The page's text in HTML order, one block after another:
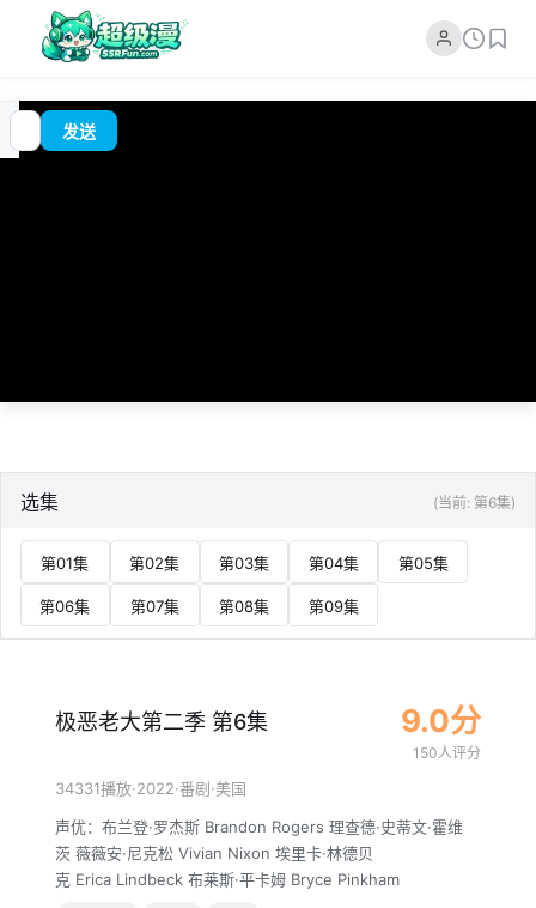
00:00
追
番
?发送
选集 (当前: 第6集)
第01集 第02集 第03集 第04集 第05集
第06集 第07集 第08集 第09集
极恶老大第二季 第6集 9.0分
150人评分
34331播放·2022·番剧·美国
声优： 布兰登·罗杰斯 Brandon Rogers 理查德·史蒂文·霍维
茨 薇薇安·尼克松 Vivian Nixon 埃里卡·林德贝
克 Erica Lindbeck 布莱斯·平卡姆 Bryce Pinkham